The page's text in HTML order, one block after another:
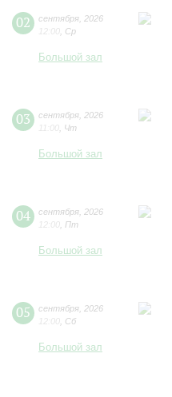
02 сентября 2026
12:00 Ср
Большой зал
03 сентября 2026
11:00 Чт
Большой зал
04 сентября 2026
12:00 Пт
Большой зал
05 сентября 2026
12:00 Сб
Большой зал